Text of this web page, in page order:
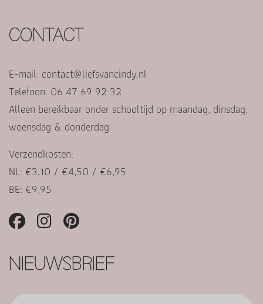
CONTACT
E-mail: contact@liefsvancindy.nl
Telefoon: 06 47 69 92 32
Alleen bereikbaar onder schooltijd op maandag, dinsdag,
woensdag & donderdag
Verzendkosten:
NL: €3,10 / €4,50 / €6,95
BE: €9,95
NIEUWSBRIEF